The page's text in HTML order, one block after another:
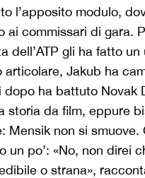
l’apposito modulo,
ai commissari di gara.
dell’ATP gli ha fatto un
articolare, Jakub ha
dopo ha battuto Novak
storia da film, eppure
Mensik non si smuove.
un po’: «No, non direi
o strana»,